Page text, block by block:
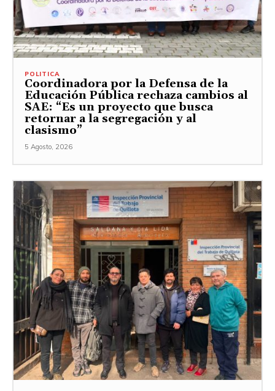
POLITICA
Coordinadora por la Defensa de la
Educación Pública rechaza cambios al
SAE: “Es un proyecto que busca
retornar a la segregación y al
clasismo”
5 Agosto, 2026